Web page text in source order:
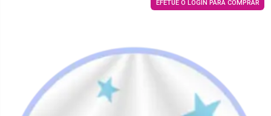
EFETUE O LOGIN PARA COMPRAR